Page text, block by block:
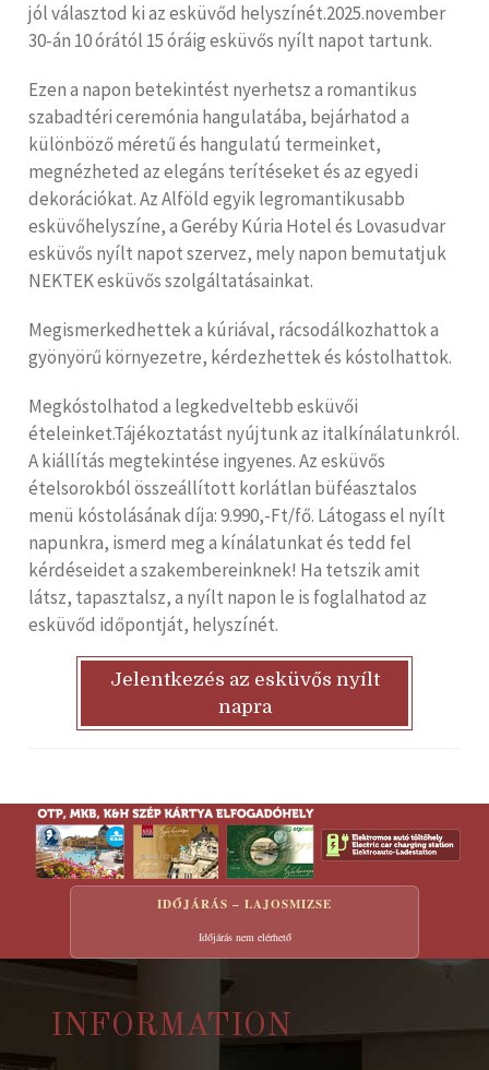
jól választod ki az esküvőd helyszínét.2025.november
30-án 10 órától 15 óráig esküvős nyílt napot tartunk.
Ezen a napon betekintést nyerhetsz a romantikus
szabadtéri ceremónia hangulatába, bejárhatod a
különböző méretű és hangulatú termeinket,
megnézheted az elegáns terítéseket és az egyedi
dekorációkat. Az Alföld egyik legromantikusabb
esküvőhelyszíne, a Geréby Kúria Hotel és Lovasudvar
esküvős nyílt napot szervez, mely napon bemutatjuk
NEKTEK esküvős szolgáltatásainkat.
Megismerkedhettek a kúriával, rácsodálkozhattok a
gyönyörű környezetre, kérdezhettek és kóstolhattok.
Megkóstolhatod a legkedveltebb esküvői
ételeinket.Tájékoztatást nyújtunk az italkínálatunkról.
A kiállítás megtekintése ingyenes. Az esküvős
ételsorokból összeállított korlátlan büféasztalos
menü kóstolásának díja: 9.990,-Ft/fő. Látogass el nyílt
napunkra, ismerd meg a kínálatunkat és tedd fel
kérdéseidet a szakembereinknek! Ha tetszik amit
látsz, tapasztalsz, a nyílt napon le is foglalhatod az
esküvőd időpontját, helyszínét.
Jelentkezés az esküvős nyílt
napra
IDŐJÁRÁS – LAJOSMIZSE
Időjárás nem elérhető
INFORMATION